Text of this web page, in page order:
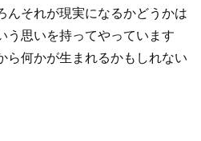
んそれが現実になるかどうかは
う思いを持ってやっています
ら何かが生まれるかもしれない